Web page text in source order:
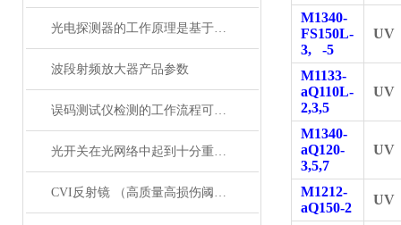
光电探测器的工作原理是基于光电效应
波段射频放大器产品参数
误码测试仪检测的工作流程可概括为以下几个步骤
光开关在光网络中起到十分重要的作用
CVI反射镜 （高质量高损伤阈值反射镜）产品介绍
M1340-
FS150L-
3, -5
UV
M1133-
aQ110L-
2,3,5
UV
M1340-
aQ120-
3,5,7
UV
M1212-
aQ150-2
UV